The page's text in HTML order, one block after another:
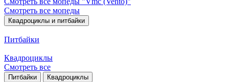
Смотреть все мопеды
Квадроциклы и питбайки
Питбайки
Квадроциклы
Смотреть все
Питбайки Квадроциклы